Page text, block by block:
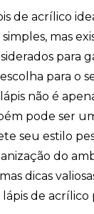
de acrílico
mas
para
para o
não é
pode ser
seu estilo
do
dicas
de acrílico